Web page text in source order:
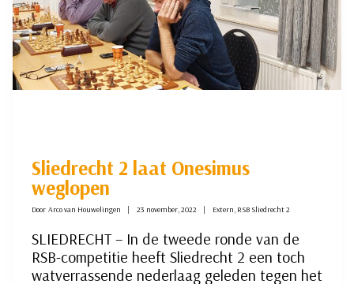
Sliedrecht 2 laat Onesimus
weglopen
Door Arco van Houwelingen 23 november, 2022 Extern, RSB Sliedrecht 2
SLIEDRECHT – In de tweede ronde van de
RSB-competitie heeft Sliedrecht 2 een toch
watverrassende nederlaag geleden tegen het